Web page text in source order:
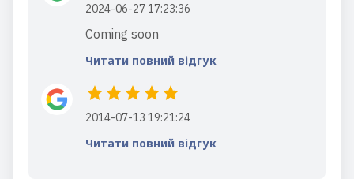
2024-06-27 17:23:36
Coming soon
Читати повний відгук
2014-07-13 19:21:24
Читати повний відгук